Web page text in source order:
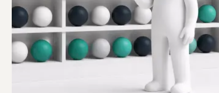
Weiterlesen
Was ist die richtige Anlagestrategie für die
Altersvorsorge?
Risikoprofil, Streuung, Kosten: wie eine durchdachte
Strategie über 30 Jahre den Unterschied macht. Mit
Lebensphasen-Logik und Beispielrechnung.